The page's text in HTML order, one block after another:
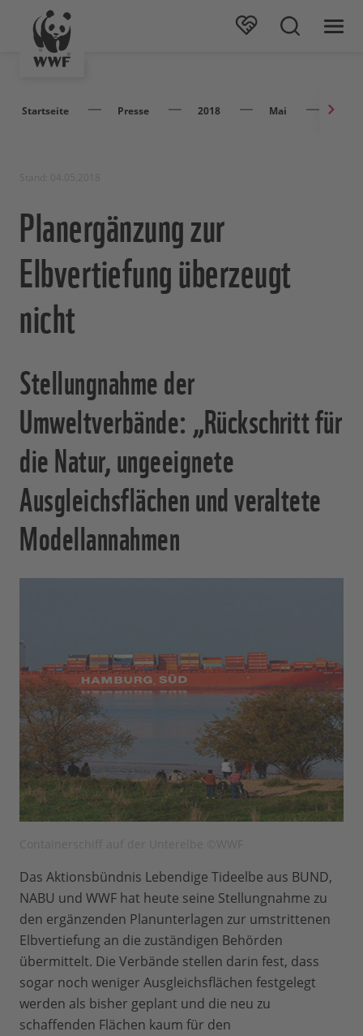
Startseite Presse 2018 Mai
Planergänzung zur
Elbvertiefung überzeugt
nicht
Stellungnahme der
Umweltverbände: „Rückschritt für
die Natur, ungeeignete
Ausgleichsflächen und veraltete
Modellannahmen
Das Aktionsbündnis Lebendige Tideelbe aus BUND,
NABU und WWF hat heute seine Stellungnahme zu
den ergänzenden Planunterlagen zur umstrittenen
Elbvertiefung an die zuständigen Behörden
übermittelt. Die Verbände stellen darin fest, dass
sogar noch weniger Ausgleichsflächen festgelegt
werden als bisher geplant und die neu zu
schaffenden Flächen kaum für den